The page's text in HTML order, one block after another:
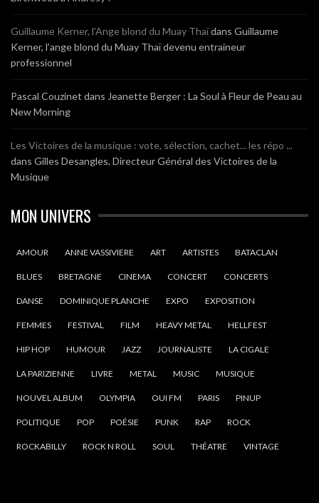
Guillaume Kerner, l’Ange blond du Muay Thaïdans Guillaume
Kerner, l’ange blond du Muay Thaï devenu entraineur
professionnel
Pascal Couzinet dans Jeanette Berger : La Soul à Fleur de Peau au
New Morning
Les Victoires de la musique : vote, sélection, cachet... les répo ...
dans Gilles Desangles, Directeur Général des Victoires de la
Musique
MON UNIVERS
AMOUR ANNE VASSIVIERE ART ARTISTES BATACLAN
BLUES BRETAGNE CINEMA CONCERT CONCERTS
DANSE DOMINIQUE PLANCHE EXPO EXPOSITION
FEMMES FESTIVAL FILM HEAVY METAL HELLFEST
HIP HOP HUMOUR JAZZ JOURNALISTE LA CIGALE
LA PARIZIENNE LIVRE METAL MUSIC MUSIQUE
NOUVEL ALBUM OLYMPIA OUI FM PARIS PINUP
POLITIQUE POP POÉSIE PUNK RAP ROCK
ROCKABILLY ROCK N ROLL SOUL THÉATRE VINTAGE